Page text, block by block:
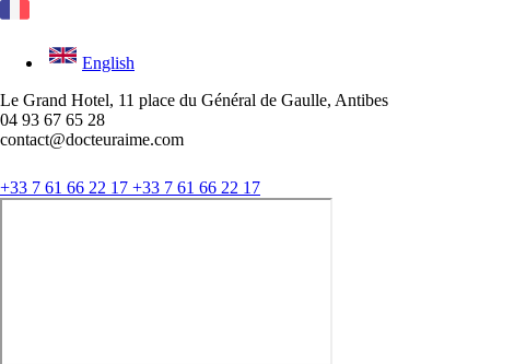
English
Le Grand Hotel, 11 place du Général de Gaulle, Antibes
04 93 67 65 28
contact@docteuraime.com
+33 7 61 66 22 17 +33 7 61 66 22 17